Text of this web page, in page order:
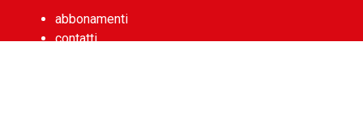
abbonamenti
contatti